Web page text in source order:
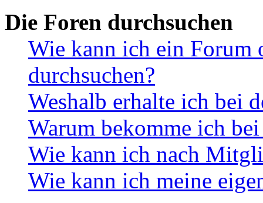
Die Foren durchsuchen
Wie kann ich ein Forum
durchsuchen?
Weshalb erhalte ich bei
Warum bekomme ich
Wie kann ich nach
Wie kann ich meine